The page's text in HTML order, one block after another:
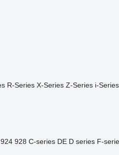
R-Series X-Series Z-Series i-Series
924 928 C-series DE D series F-